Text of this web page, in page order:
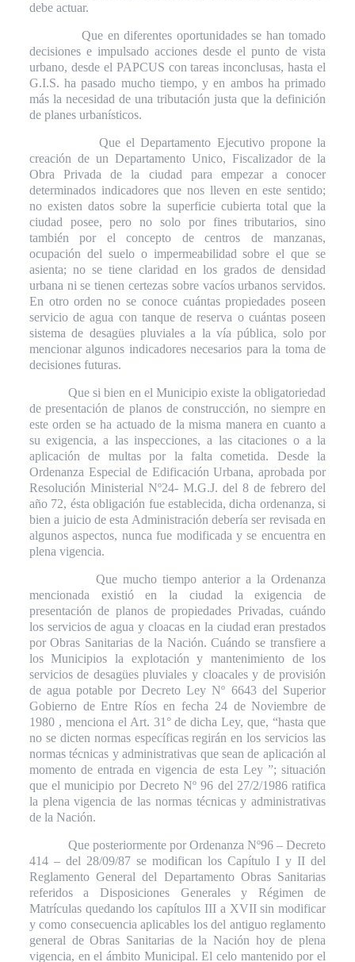
debe actuar.
Que en diferentes oportunidades se han tomado
decisiones e impulsado acciones desde el punto de vista
urbano, desde el PAPCUS con tareas inconclusas, hasta el
G.I.S. ha pasado mucho tiempo, y en ambos ha primado
más la necesidad de una tributación justa que la definición
de planes urbanísticos.
Que el Departamento Ejecutivo propone la
creación de un Departamento Unico, Fiscalizador de la
Obra Privada de la ciudad para empezar a conocer
determinados indicadores que nos lleven en este sentido;
no existen datos sobre la superficie cubierta total que la
ciudad posee, pero no solo por fines tributarios, sino
también por el concepto de centros de manzanas,
ocupación del suelo o impermeabilidad sobre el que se
asienta; no se tiene claridad en los grados de densidad
urbana ni se tienen certezas sobre vacíos urbanos servidos.
En otro orden no se conoce cuántas propiedades poseen
servicio de agua con tanque de reserva o cuántas poseen
sistema de desagües pluviales a la vía pública, solo por
mencionar algunos indicadores necesarios para la toma de
decisiones futuras.
Que si bien en el Municipio existe la obligatoriedad
de presentación de planos de construcción, no siempre en
este orden se ha actuado de la misma manera en cuanto a
su exigencia, a las inspecciones, a las citaciones o a la
aplicación de multas por la falta cometida. Desde la
Ordenanza Especial de Edificación Urbana, aprobada por
Resolución Ministerial Nº24- M.G.J. del 8 de febrero del
año 72, ésta obligación fue establecida, dicha ordenanza, si
bien a juicio de esta Administración debería ser revisada en
algunos aspectos, nunca fue modificada y se encuentra en
plena vigencia.
Que mucho tiempo anterior a la Ordenanza
mencionada existió en la ciudad la exigencia de
presentación de planos de propiedades Privadas, cuándo
los servicios de agua y cloacas en la ciudad eran prestados
por Obras Sanitarias de la Nación. Cuándo se transfiere a
los Municipios la explotación y mantenimiento de los
servicios de desagües pluviales y cloacales y de provisión
de agua potable por Decreto Ley Nº 6643 del Superior
Gobierno de Entre Ríos en fecha 24 de Noviembre de
1980 , menciona el Art. 31° de dicha Ley, que, “hasta que
no se dicten normas específicas regirán en los servicios las
normas técnicas y administrativas que sean de aplicación al
momento de entrada en vigencia de esta Ley ”; situación
que el municipio por Decreto Nº 96 del 27/2/1986 ratifica
la plena vigencia de las normas técnicas y administrativas
de la Nación.
Que posteriormente por Ordenanza Nº96 – Decreto
414 – del 28/09/87 se modifican los Capítulo I y II del
Reglamento General del Departamento Obras Sanitarias
referidos a Disposiciones Generales y Régimen de
Matrículas quedando los capítulos III a XVII sin modificar
y como consecuencia aplicables los del antiguo reglamento
general de Obras Sanitarias de la Nación hoy de plena
vigencia, en el ámbito Municipal. El celo mantenido por el